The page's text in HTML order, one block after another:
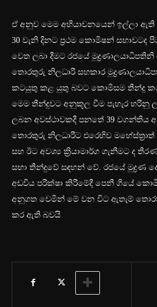
ඒ අනුව මෙම අභියාචනයෙන් ඉල්ලා
30 වැනි දිනට ප්‍රථම කොමිෂන් සභාවටද
වෙත ලබා දීමට රජයේ
තොරතුරු නිලධාරී සහකාර
කටයුතු කළ යුතු බවට කොමිසම තීන්දු
මෙම තීන්දුවට අනුකූල වීම පැහැර හරිනු
ලබන අවස්ථාවකදී පනතේ 39 වගන්තිය
තොරතුරු නිලධාරීට එරෙහිව
සහ ඊට අවශ්‍ය ක්‍රියාමාර්ග ගැනීමට ද
සභා තීන්දුවේ සඳහන් වේ. රජයේ මුද්‍රණ
අඩවිය පරීක්ෂා කිරීමේදී පෙනී ගියේ
අනුගත වෙමින් මේ වන විට ඇතැම්
කර ඇති බවයි